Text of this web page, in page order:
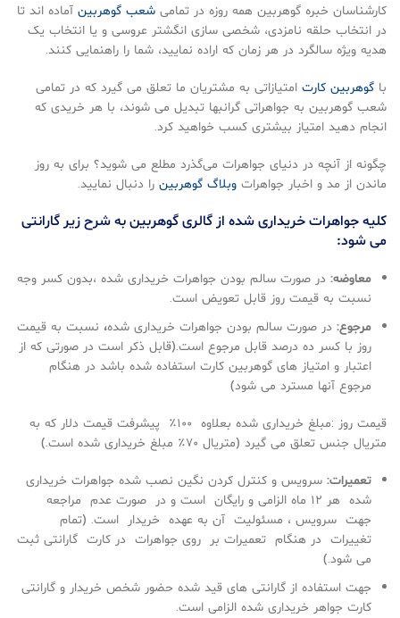
کارشناسان خبره گوهربین همه روزه در تمامی شعب گوهربین آماده اند تا
در انتخاب حلقه نامزدی، شخصی سازی انگشتر عروسی و یا انتخاب یک
هدیه ویژه سالگرد در هر زمان که اراده نمایید، شما را راهنمایی کنند.
با گوهربین کارت امتیازاتی به مشتریان ما تعلق می گیرد که در تمامی
شعب گوهربین به جواهراتی گرانبها تبدیل می شوند، با هر خریدی که
انجام دهید امتیاز بیشتری کسب خواهید کرد.
چگونه از آنچه در دنیای جواهرات می‌گذرد مطلع می شوید؟ برای به‌ روز
ماندن از مد و اخبار جواهرات وبلاگ گوهربین را دنبال نمایید.
كليه جواهرات خريداری شده از گالری گوهربين به شرح زير گارانتی
می شود:
معاوضه: در صورت سالم بودن جواهرات خريداری شده ،بدون كسر وجه
نسبت به قيمت روز قابل تعويض است.
مرجوع: در صورت سالم بودن جواهرات خريداری شده، نسبت به قيمت
روز با كسر ده درصد قابل مرجوع است.(قابل ذكر است در صورتی كه از
اعتبار و امتياز های گوهربين كارت استفاده شده باشد در هنگام
مرجوع آنها مسترد می شود)
قيمت روز :مبلغ خريداری شده بعلاوه ۱۰۰٪ پيشرفت قيمت دلار كه به
متريال جنس تعلق می گيرد (متريال ۷۰٪ مبلغ خريداری شده است.)
تعميرات: سرويس و كنترل كردن نگين نصب شده جواهرات خريداری
شده هر ۱۲ ماه الزامی و رايگان است و در صورت عدم مراجعه
جهت سرويس ، مسئوليت آن به عهده خريدار است. (تمام
تغييرات در هنگام تعميرات بر روی جواهرات در كارت گارانتی ثبت
می شود.)
جهت استفاده از گارانتی های قيد شده حضور شخص خريدار و گارانتی
كارت جواهر خريداری شده الزامی است.